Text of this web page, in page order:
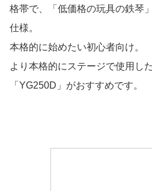
格帯で、「低価格の玩具の鉄琴
仕様。
本格的に始めたい初心者向け。
より本格的にステージで使用し
「YG250D」がおすすめです。